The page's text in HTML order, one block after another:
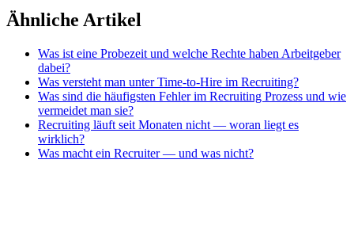
Ähnliche Artikel
Was ist eine Probezeit und welche Rechte haben Arbeitgeber
dabei?
Was versteht man unter Time-to-Hire im Recruiting?
Was sind die häufigsten Fehler im Recruiting Prozess und wie
vermeidet man sie?
Recruiting läuft seit Monaten nicht — woran liegt es
wirklich?
Was macht ein Recruiter — und was nicht?